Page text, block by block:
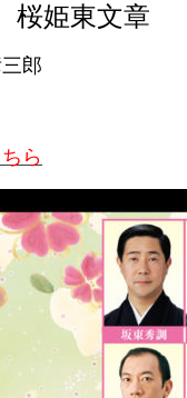
姫東文章
郎
ら